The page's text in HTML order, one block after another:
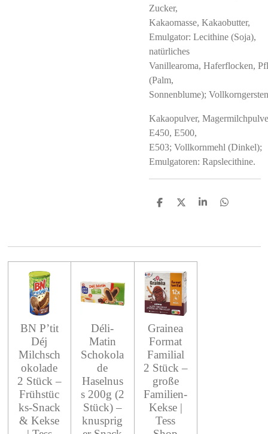
Zucker,
Kakaomasse, Kakaobutter,
Emulgator: Lecithine (Soja),
natürliches
Vanillearoma, Haferflocken,
(Palm,
Sonnenblume);
Kakaopulver,
E450, E500,
E503; Vollkornmehl (Dinkel);
Emulgatoren: Rapslecithine.
S
S
S
S
BN P’tit
Déj
Milchsch
okolade
2 Stück –
Frühstüc
ks-Snack
& Kekse
Déli-
Matin
Schokola
de
Haselnus
s 200g (2
Stück) –
knusprig
Grainea
Format
Familial
2 Stück –
große
Familien-
Kekse |
Tess